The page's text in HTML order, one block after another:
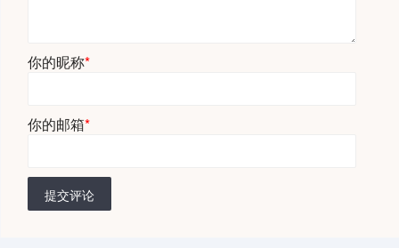
你的昵称*
你的邮箱*
提交评论